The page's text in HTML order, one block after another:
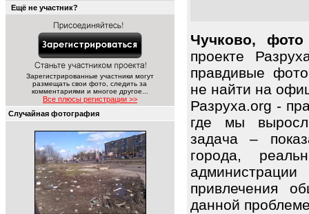
Ещё не участник?
Зарегистрированные участники могут
размещать свои фото, следить за
комментариями и многое другое...
Все плюсы регистрации >>
Случайная фотография
Чучково,
проекте
правдивые
не найти на
Разруха.org -
где мы
задача –
города,
привлечения
данной